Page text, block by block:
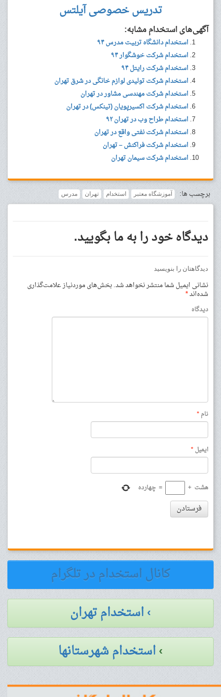
تدریس خصوصی آیلتس
آگهی‌های استخدام مشابه:
استخدام دانشگاه تربیت مدرس ۹۴
استخدام شرکت خوشگوار ۹۴
استخدام شرکت رایتل ۹۴
استخدام شرکت تولیدی لوازم خانگی در شرق تهران
استخدام شرکت مهندسی مشاور در تهران
استخدام شرکت اکسیرپویان (تینکس) در تهران
استخدام طراح وب در تهران ۹۲
استخدام شرکت نفتی واقع در تهران
استخدام شرکت فراکنش – تهران
استخدام شرکت سیمان تهران
برچسب ها: آموزشگاه معتبر استخدام تهران مدرس
دیدگاه خود را به ما بگویید.
دیدگاهتان را بنویسید
نشانی ایمیل شما منتشر نخواهد شد.بخش‌های موردنیاز علامت‌گذاری
شده‌اند*
دیدگاه
نام*
ایمیل*
هشت +
= چهارده
فرستادن
کانال استخدام در تلگرام
› استخدام تهران
›استخدام شهرستانها